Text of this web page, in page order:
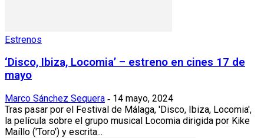
Estrenos
‘Disco, Ibiza, Locomia’ – estreno en cines 17 de
mayo
Marco Sánchez Sequera - 14 mayo, 2024
Tras pasar por el Festival de Málaga, 'Disco, Ibiza, Locomia',
la película sobre el grupo musical Locomia dirigida por Kike
Maíllo ('Toro') y escrita...